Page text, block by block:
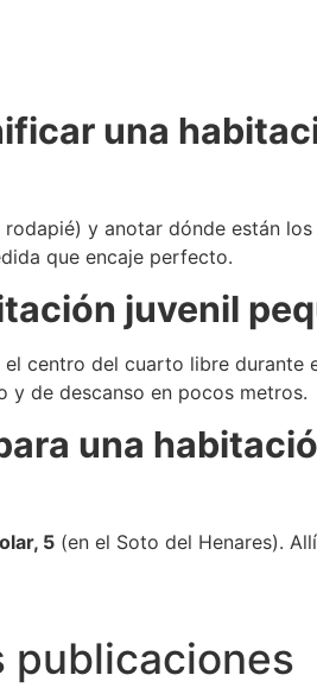
una
y anotar dónde están
que encaje perfecto.
juvenil
el centro del cuarto libre durante
y de descanso en pocos metros.
una
5 (en el Soto del Henares).
publicaciones